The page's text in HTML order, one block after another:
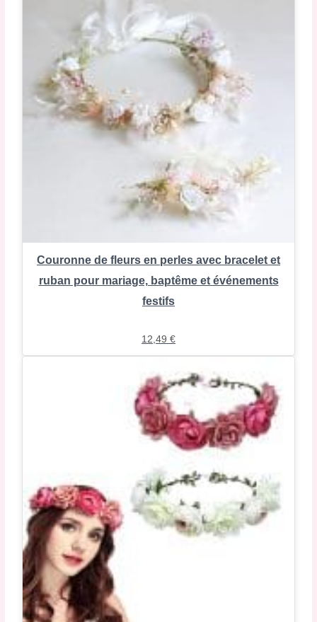
Couronne de fleurs en perles avec bracelet et
ruban pour mariage, baptême et événements
festifs
12,49 €